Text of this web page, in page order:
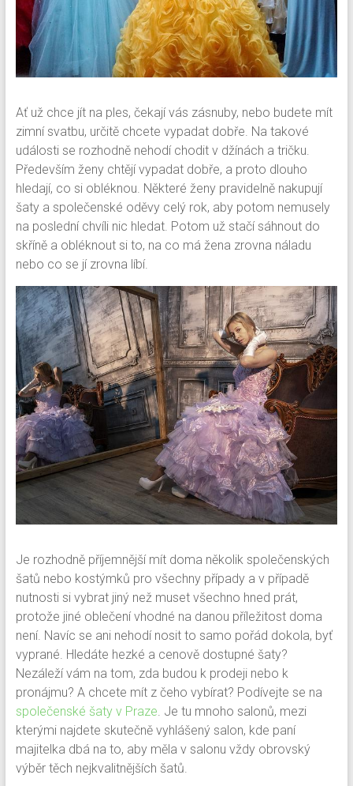
Ať už chce jít na ples, čekají vás zásnuby, nebo budete mít
zimní svatbu, určitě chcete vypadat dobře. Na takové
události se rozhodně nehodí chodit v džínách a tričku.
Především ženy chtějí vypadat dobře, a proto dlouho
hledají, co si obléknou. Některé ženy pravidelně nakupují
šaty a společenské oděvy celý rok, aby potom nemusely
na poslední chvíli nic hledat. Potom už stačí sáhnout do
skříně a obléknout si to, na co má žena zrovna náladu
nebo co se jí zrovna líbí.
Je rozhodně příjemnější mít doma několik společenských
šatů nebo kostýmků pro všechny případy a v případě
nutnosti si vybrat jiný než muset všechno hned prát,
protože jiné oblečení vhodné na danou příležitost doma
není. Navíc se ani nehodí nosit to samo pořád dokola, byť
vyprané. Hledáte hezké a cenově dostupné šaty?
Nezáleží vám na tom, zda budou k prodeji nebo k
pronájmu? A chcete mít z čeho vybírat? Podívejte se na
společenské šaty v Praze. Je tu mnoho salonů, mezi
kterými najdete skutečně vyhlášený salon, kde paní
majitelka dbá na to, aby měla v salonu vždy obrovský
výběr těch nejkvalitnějších šatů.